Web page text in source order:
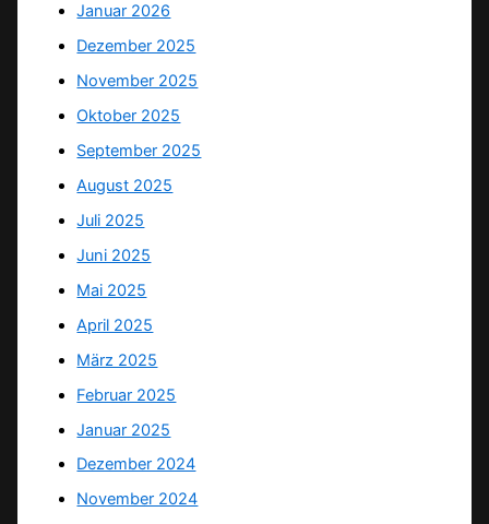
Januar 2026
Dezember 2025
November 2025
Oktober 2025
September 2025
August 2025
Juli 2025
Juni 2025
Mai 2025
April 2025
März 2025
Februar 2025
Januar 2025
Dezember 2024
November 2024